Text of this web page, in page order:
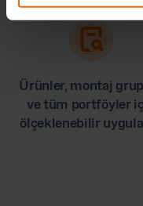
Ürünler, montaj
ve tüm portföyler
ölçeklenebilir